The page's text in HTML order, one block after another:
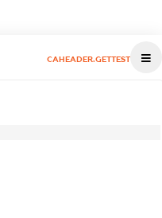
CAHEADER.GETTEST